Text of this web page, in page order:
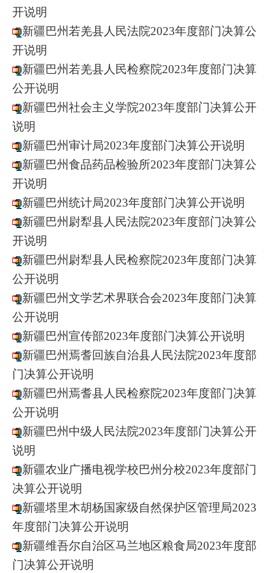
开说明
新疆巴州若羌县人民法院2023年度部门决算公
开说明
新疆巴州若羌县人民检察院2023年度部门决算
公开说明
新疆巴州社会主义学院2023年度部门决算公开
说明
新疆巴州审计局2023年度部门决算公开说明
新疆巴州食品药品检验所2023年度部门决算公
开说明
新疆巴州统计局2023年度部门决算公开说明
新疆巴州尉犁县人民法院2023年度部门决算公
开说明
新疆巴州尉犁县人民检察院2023年度部门决算
公开说明
新疆巴州文学艺术界联合会2023年度部门决算
公开说明
新疆巴州宣传部2023年度部门决算公开说明
新疆巴州焉耆回族自治县人民法院2023年度部
门决算公开说明
新疆巴州焉耆县人民检察院2023年度部门决算
公开说明
新疆巴州中级人民法院2023年度部门决算公开
说明
新疆农业广播电视学校巴州分校2023年度部门
决算公开说明
新疆塔里木胡杨国家级自然保护区管理局2023
年度部门决算公开说明
新疆维吾尔自治区马兰地区粮食局2023年度部
门决算公开说明